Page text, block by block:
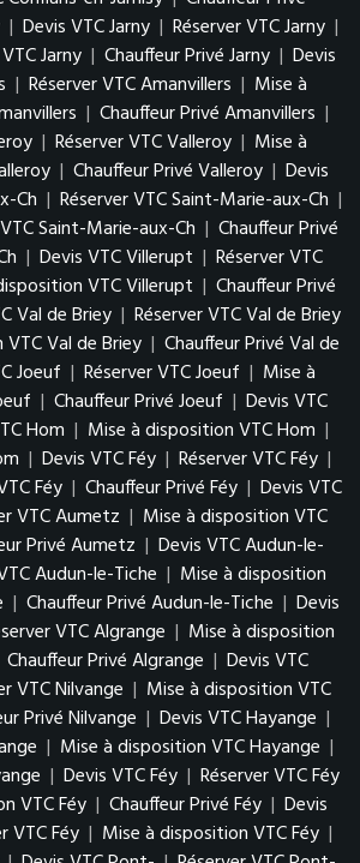
| Devis VTC Jarny | Réserver VTC Jarny |
Jarny | Chauffeur Privé Jarny | Devis
| Réserver VTC Amanvillers | Mise à
| Chauffeur Privé Amanvillers |
| Réserver VTC Valleroy | Mise à
| Chauffeur Privé Valleroy | Devis
Ch | Réserver VTC Saint-Marie-aux-Ch |
Saint-Marie-aux-Ch | Chauffeur Privé
| Devis VTC Villerupt | Réserver VTC
VTC Villerupt | Chauffeur Privé
Val de Briey | Réserver VTC Val de Briey
Val de Briey | Chauffeur Privé Val de
Joeuf | Réserver VTC Joeuf | Mise à
| Chauffeur Privé Joeuf | Devis VTC
Hom | Mise à disposition VTC Hom |
| Devis VTC Féy | Réserver VTC Féy |
Féy | Chauffeur Privé Féy | Devis VTC
VTC Aumetz | Mise à disposition VTC
Privé Aumetz | Devis VTC Audun-le-
Audun-le-Tiche | Mise à disposition
| Chauffeur Privé Audun-le-Tiche | Devis
VTC Algrange | Mise à disposition
Chauffeur Privé Algrange | Devis VTC
VTC Nilvange | Mise à disposition VTC
Privé Nilvange | Devis VTC Hayange |
| Mise à disposition VTC Hayange |
| Devis VTC Féy | Réserver VTC Féy
VTC Féy | Chauffeur Privé Féy | Devis
VTC Féy | Mise à disposition VTC Féy |